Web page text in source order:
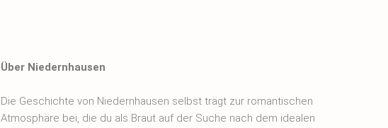
Über Niedernhausen
Die Geschichte von Niedernhausen selbst trägt zur romantischen
Atmosphäre bei, die du als Braut auf der Suche nach dem idealen